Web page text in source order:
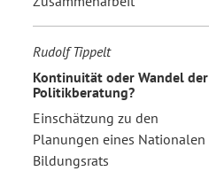
Rudolf Tippelt
Kontinuität oder Wandel der
Politikberatung?
Einschätzung zu den
Planungen eines Nationalen
Bildungsrats